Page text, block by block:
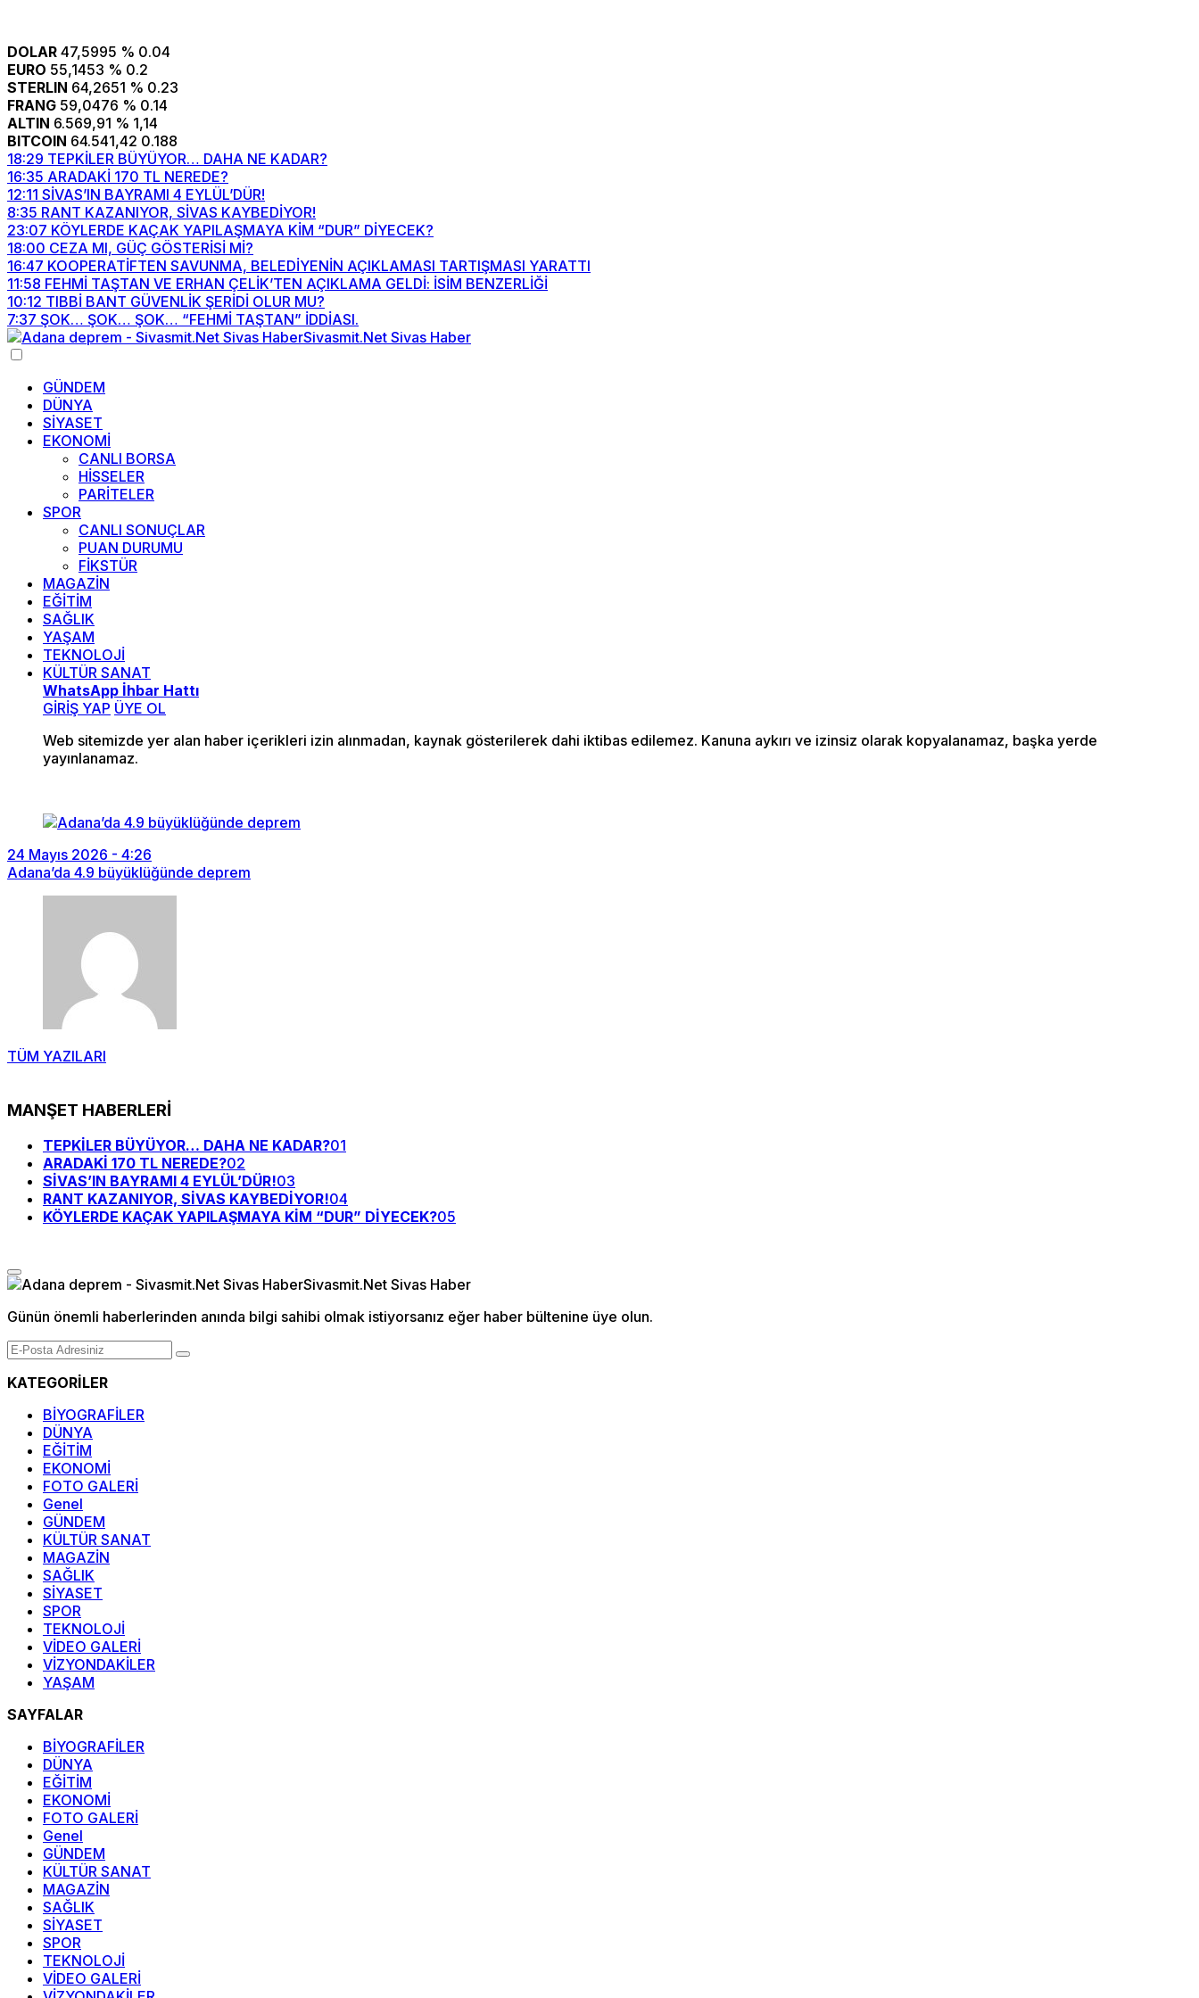
DOLAR 47,5995 % 0.04
EURO 55,1453 % 0.2
STERLIN 64,2651 % 0.23
FRANG 59,0476 % 0.14
ALTIN 6.569,91 % 1,14
BITCOIN 64.541,42 0.188
18:29 TEPKİLER BÜYÜYOR… DAHA NE KADAR?
16:35 ARADAKİ 170 TL NEREDE?
12:11 SİVAS’IN BAYRAMI 4 EYLÜL’DÜR!
8:35 RANT KAZANIYOR, SİVAS KAYBEDİYOR!
23:07 KÖYLERDE KAÇAK YAPILAŞMAYA KİM “DUR” DİYECEK?
18:00 CEZA MI, GÜÇ GÖSTERİSİ Mİ?
16:47 KOOPERATİFTEN SAVUNMA, BELEDİYENİN AÇIKLAMASI TARTIŞMASI YARATTI
11:58 FEHMİ TAŞTAN VE ERHAN ÇELİK’TEN AÇIKLAMA GELDİ: İSİM BENZERLİĞİ
10:12 TIBBİ BANT GÜVENLİK ŞERİDİ OLUR MU?
7:37 ŞOK… ŞOK… ŞOK… “FEHMİ TAŞTAN” İDDİASI.
GÜNDEM
DÜNYA
SİYASET
EKONOMİ
CANLI BORSA
HİSSELER
PARİTELER
SPOR
CANLI SONUÇLAR
PUAN DURUMU
FİKSTÜR
MAGAZİN
EĞİTİM
SAĞLIK
YAŞAM
TEKNOLOJİ
KÜLTÜR SANAT
WhatsApp İhbar Hattı
GİRİŞ YAP ÜYE OL
Web sitemizde yer alan haber içerikleri izin alınmadan, kaynak gösterilerek dahi iktibas edilemez. Kanuna aykırı ve izinsiz olarak kopyalanamaz, başka yerde
yayınlanamaz.
24 Mayıs 2026 - 4:26
Adana’da 4.9 büyüklüğünde deprem
TÜM YAZILARI
MANŞET HABERLERİ
TEPKİLER BÜYÜYOR… DAHA NE KADAR?01
ARADAKİ 170 TL NEREDE?02
SİVAS’IN BAYRAMI 4 EYLÜL’DÜR!03
RANT KAZANIYOR, SİVAS KAYBEDİYOR!04
KÖYLERDE KAÇAK YAPILAŞMAYA KİM “DUR” DİYECEK?05
Günün önemli haberlerinden anında bilgi sahibi olmak istiyorsanız eğer haber bültenine üye olun.
KATEGORİLER
BİYOGRAFİLER
DÜNYA
EĞİTİM
EKONOMİ
FOTO GALERİ
Genel
GÜNDEM
KÜLTÜR SANAT
MAGAZİN
SAĞLIK
SİYASET
SPOR
TEKNOLOJİ
VİDEO GALERİ
VİZYONDAKİLER
YAŞAM
SAYFALAR
BİYOGRAFİLER
DÜNYA
EĞİTİM
EKONOMİ
FOTO GALERİ
Genel
GÜNDEM
KÜLTÜR SANAT
MAGAZİN
SAĞLIK
SİYASET
SPOR
TEKNOLOJİ
VİDEO GALERİ